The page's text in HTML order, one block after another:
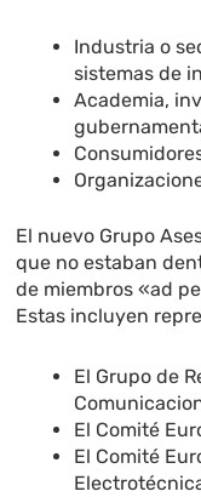
Industria o
sistemas de
Academia,
El nuevo Grupo
que no estaban
de miembros «ad
Estas incluyen
El Grupo de
El Comité
El Comité